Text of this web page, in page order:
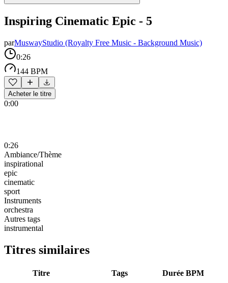
Inspiring Cinematic Epic - 5
parMuswayStudio (Royalty Free Music - Background Music)
0:26
144 BPM
Acheter le titre
0:00
0:26
Ambiance/Thème
inspirational
epic
cinematic
sport
Instruments
orchestra
Autres tags
instrumental
Titres similaires
Titre Tags Durée BPM